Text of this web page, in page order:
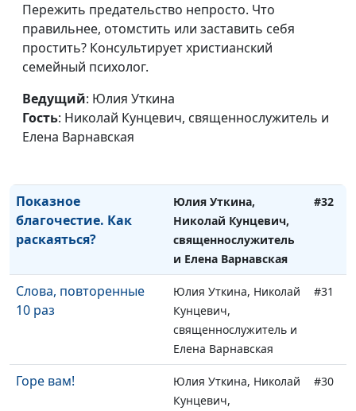
Пережить предательство непросто. Что
правильнее, отомстить или заставить себя
простить? Консультирует христианский
семейный психолог.
Ведущий: Юлия Уткина
Гость: Николай Кунцевич, священнослужитель и
Елена Варнавская
Кто не войдёт в жизнь
вечную?
Юлия Уткина, Николай
священнослужитель и
Показное
благочестие.
Исцеление в субботу
Юлия Уткина, Николай
#33
Показное
благочестие. Как
раскаяться?
Юлия Уткина,
Николай Кунцевич,
священнослужитель
и Елена Варнавская
#32
Слова, повторенные
10 раз
Юлия Уткина, Николай
Кунцевич,
священнослужитель и
Елена Варнавская
#31
Горе вам!
Юлия Уткина, Николай
Кунцевич,
#30